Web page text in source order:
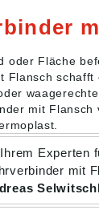
oder Fläche
Flansch schafft
mit Flansch
Experten
mit